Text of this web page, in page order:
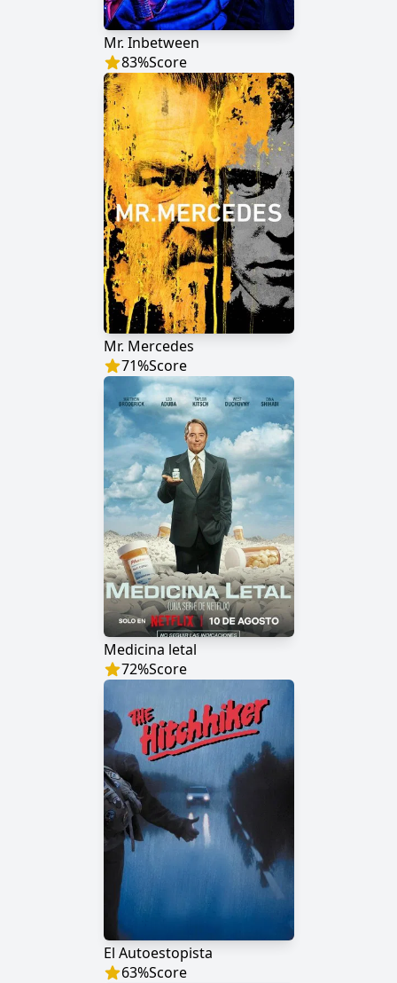
Mr. Inbetween
83%Score
Mr. Mercedes
71%Score
Medicina letal
72%Score
El Autoestopista
63%Score